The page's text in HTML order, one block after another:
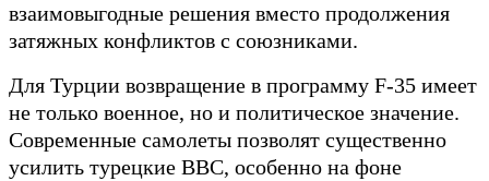
взаимовыгодные решения вместо продолжения
затяжных конфликтов с союзниками.
Для Турции возвращение в программу F-35 имеет
не только военное, но и политическое значение.
Современные самолеты позволят существенно
усилить турецкие ВВС, особенно на фоне